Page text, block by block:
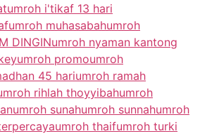
umroh i'tikaf 13 hari
umroh muhasabahumroh
DINGINumroh nyaman kantong
umroh promoumroh
45 hariumroh ramah
rihlah thoyyibahumroh
umroh sunahumroh sunnahumroh
umroh thaifumroh turki